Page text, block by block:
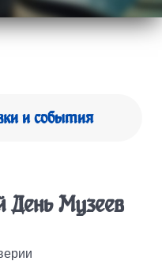
и события
Музеев